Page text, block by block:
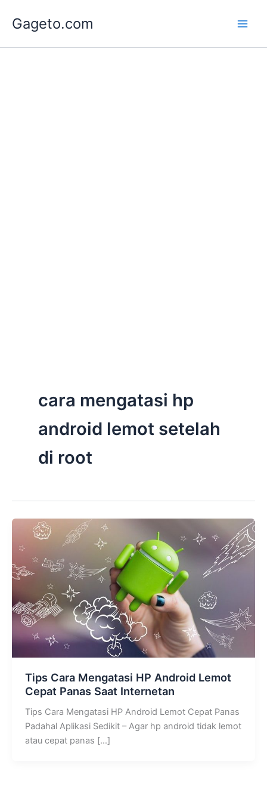
Gageto.com
cara mengatasi hp
android lemot setelah
di root
Tips Cara Mengatasi HP Android Lemot
Cepat Panas Saat Internetan
Tips Cara Mengatasi HP Android Lemot Cepat Panas
Padahal Aplikasi Sedikit – Agar hp android tidak lemot
atau cepat panas […]